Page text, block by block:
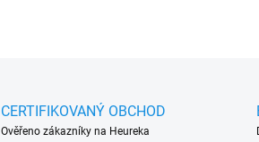
CERTIFIKOVANÝ OBCHOD
Ověřeno zákazníky na Heureka